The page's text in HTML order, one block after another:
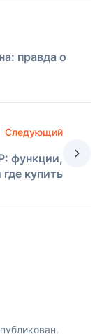
правда о
Следующий
функции,
купить